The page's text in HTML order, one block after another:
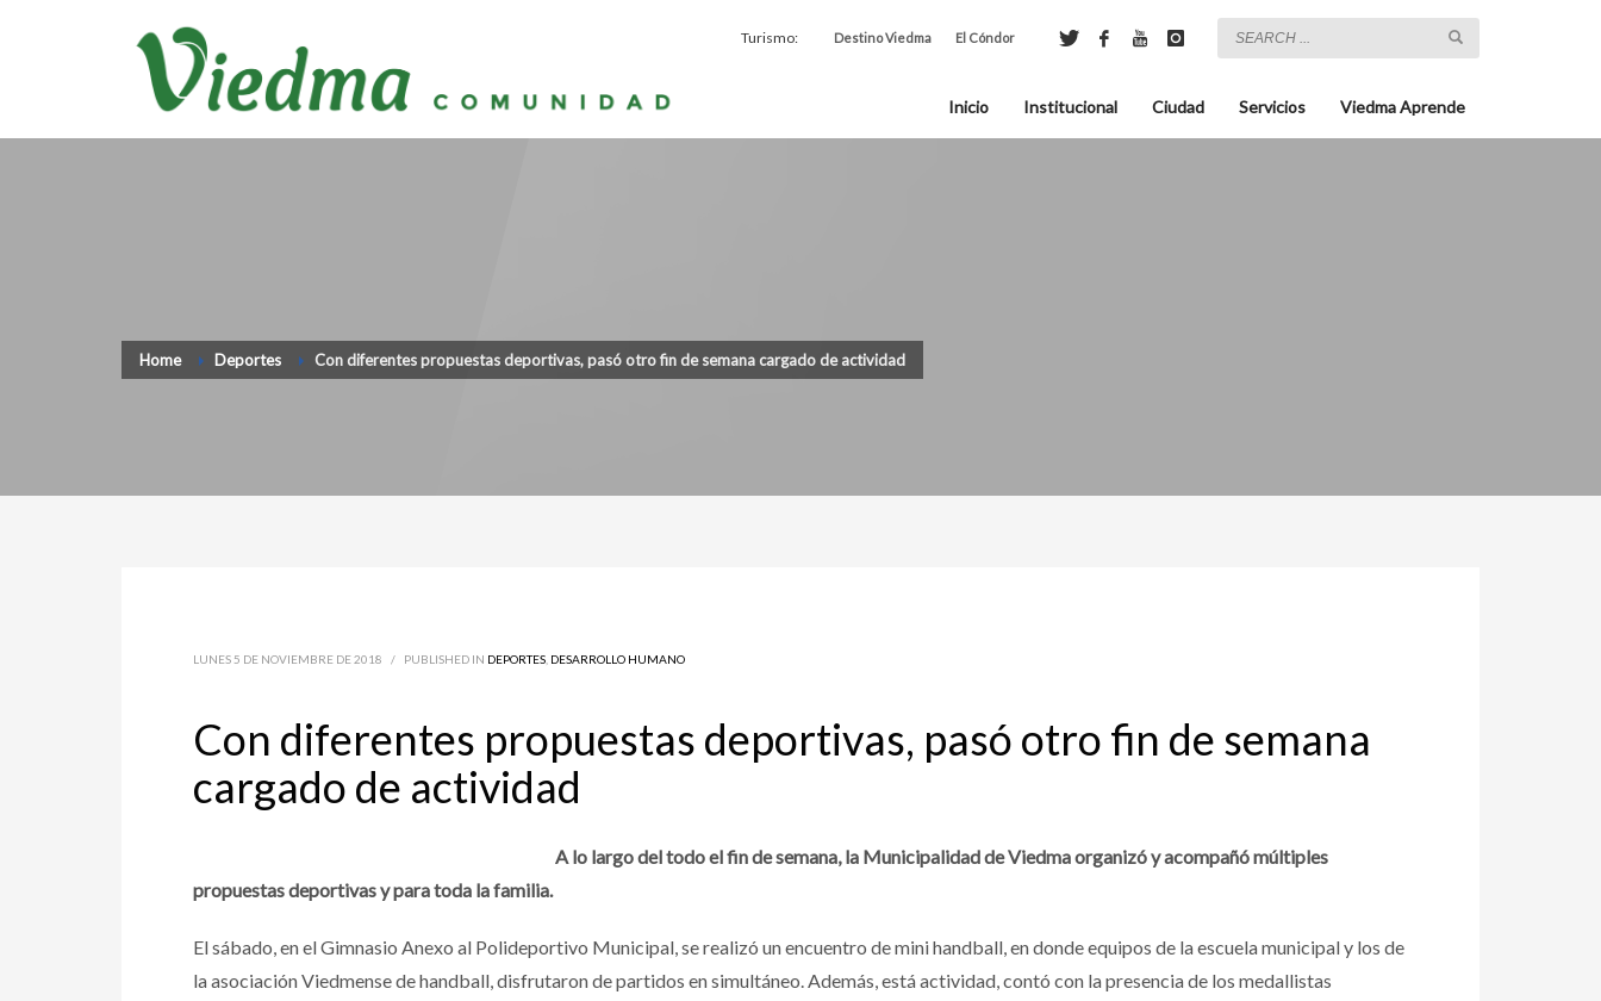
Turismo: Destino Viedma El Cóndor
Inicio Institucional Ciudad Servicios Viedma Aprende
Home Deportes Con diferentes propuestas deportivas, pasó otro fin de semana cargado de actividad
LUNES 5 DE NOVIEMBRE DE 2018 / PUBLISHED IN DEPORTES DESARROLLO HUMANO
Con diferentes propuestas deportivas, pasó otro fin de semana
cargado de actividad
A lo largo del todo el fin de semana, la Municipalidad de Viedma organizó y acompañó múltiples
propuestas deportivas y para toda la familia.
El sábado, en el Gimnasio Anexo al Polideportivo Municipal, se realizó un encuentro de mini handball, en donde equipos de la escuela municipal y los de
la asociación Viedmense de handball, disfrutaron de partidos en simultáneo. Además, está actividad, contó con la presencia de los medallistas